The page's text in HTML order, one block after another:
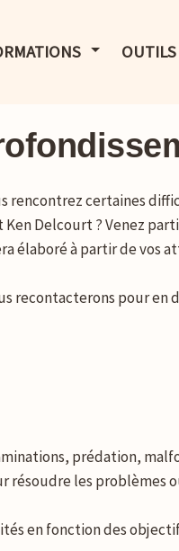
AFFICHER
OUTILS
rencontrez certaines
Delcourt ? Venez
élaboré à partir de vos
recontacterons pour en
prédation,
résoudre les problèmes
en fonction des